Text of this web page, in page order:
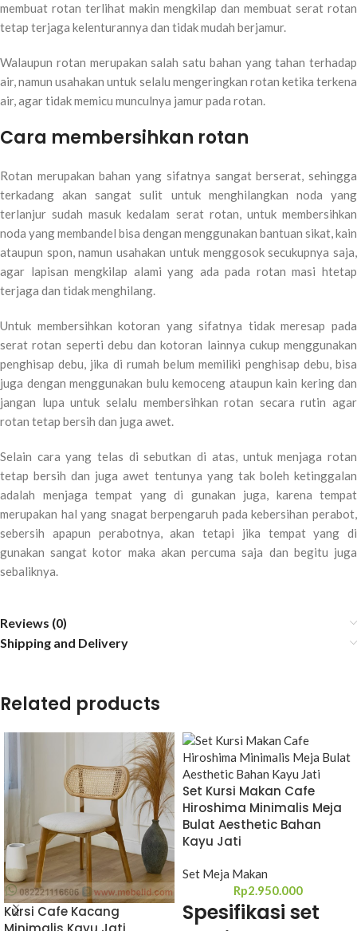
membuat rotan terlihat makin mengkilap dan membuat serat rotan
tetap terjaga kelenturannya dan tidak mudah berjamur.
Walaupun rotan merupakan salah satu bahan yang tahan terhadap
air, namun usahakan untuk selalu mengeringkan rotan ketika terkena
air, agar tidak memicu munculnya jamur pada rotan.
Cara membersihkan rotan
Rotan merupakan bahan yang sifatnya sangat berserat, sehingga
terkadang akan sangat sulit untuk menghilangkan noda yang
terlanjur sudah masuk kedalam serat rotan, untuk membersihkan
noda yang membandel bisa dengan menggunakan bantuan sikat, kain
ataupun spon, namun usahakan untuk menggosok secukupnya saja,
agar lapisan mengkilap alami yang ada pada rotan masi htetap
terjaga dan tidak menghilang.
Untuk membersihkan kotoran yang sifatnya tidak meresap pada
serat rotan seperti debu dan kotoran lainnya cukup menggunakan
penghisap debu, jika di rumah belum memiliki penghisap debu, bisa
juga dengan menggunakan bulu kemoceng ataupun kain kering dan
jangan lupa untuk selalu membersihkan rotan secara rutin agar
rotan tetap bersih dan juga awet.
Selain cara yang telas di sebutkan di atas, untuk menjaga rotan
tetap bersih dan juga awet tentunya yang tak boleh ketinggalan
adalah menjaga tempat yang di gunakan juga, karena tempat
merupakan hal yang snagat berpengaruh pada kebersihan perabot,
sebersih apapun perabotnya, akan tetapi jika tempat yang di
gunakan sangat kotor maka akan percuma saja dan begitu juga
sebaliknya.
Reviews (0)
Shipping and Delivery
Related products
Kursi Cafe Kacang
Set Kursi Makan Cafe
Hiroshima Minimalis Meja
Bulat Aesthetic Bahan
Kayu Jati
Set Meja Makan
Rp2.950.000
Spesifikasi set